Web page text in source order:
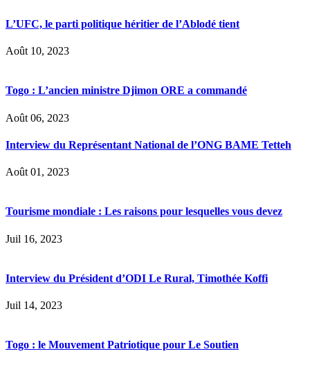
L’UFC, le parti politique héritier de l’Ablodé tient
Août 10, 2023
Togo : L’ancien ministre Djimon ORE a commandé
Août 06, 2023
Interview du Représentant National de l’ONG BAME Tetteh
Août 01, 2023
Tourisme mondiale : Les raisons pour lesquelles vous devez
Juil 16, 2023
Interview du Président d’ODI Le Rural, Timothée Koffi
Juil 14, 2023
Togo : le Mouvement Patriotique pour Le Soutien